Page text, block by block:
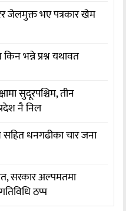
जेलमुक्त भए पत्रकार खेम
भन्ने प्रश्न यथावत
सुदूरपश्चिम, तीन
नै निल
धनगढीका चार जना
सरकार अल्पमतमा
ठप्प